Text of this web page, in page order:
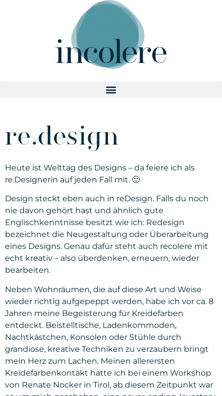
re.design
Heute ist Welttag des Designs – da feiere ich als
re.Designerin auf jeden Fall mit. 🙂
Design steckt eben auch in reDesign. Falls du noch
nie davon gehört hast und ähnlich gute
Englischkenntnisse besitzt wie ich: Redesign
bezeichnet die Neugestaltung oder Überarbeitung
eines Designs. Genau dafür steht auch recolere mit
echt kreativ – also überdenken, erneuern, wieder
bearbeiten.
Neben Wohnräumen, die auf diese Art und Weise
wieder richtig aufgepeppt werden, habe ich vor ca. 8
Jahren meine Begeisterung für Kreidefarben
entdeckt. Beistelltische, Ladenkommoden,
Nachtkästchen, Konsolen oder Stühle durch
grandiose, kreative Techniken zu verzaubern bringt
mein Herz zum Lachen. Meinen allerersten
Kreidefarbenkontakt hatte ich bei einem Workshop
von Renate Nocker in Tirol, ab diesem Zeitpunkt war